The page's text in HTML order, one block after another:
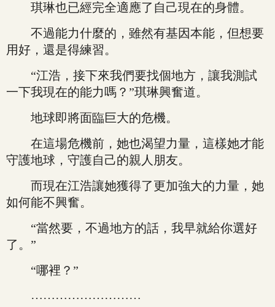
琪琳也已經完全適應了自己現在的身體。
不過能力什麼的，雖然有基因本能，但想要
用好，還是得練習。
“江浩，接下來我們要找個地方，讓我測試
一下我現在的能力嗎？”琪琳興奮道。
地球即將面臨巨大的危機。
在這場危機前，她也渴望力量，這樣她才能
守護地球，守護自己的親人朋友。
而現在江浩讓她獲得了更加強大的力量，她
如何能不興奮。
“當然要，不過地方的話，我早就給你選好
了。”
“哪裡？”
………………………